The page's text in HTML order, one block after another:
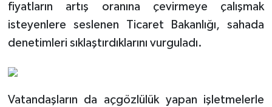
fiyatların artış oranına çevirmeye çalışmak
isteyenlere seslenen Ticaret Bakanlığı, sahada
denetimleri sıklaştırdıklarını vurguladı.
Vatandaşların da açgözlülük yapan işletmelerle